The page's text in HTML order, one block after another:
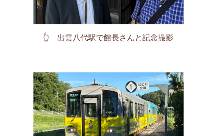
👆 出雲八代駅で館長さんと記念撮影